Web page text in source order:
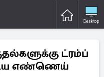
Desktop
ட்ரம்ப்
எண்ணெய்